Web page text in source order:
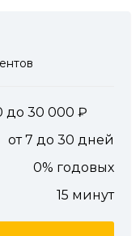
до 30 000
от 7 до 30 дней
0% годовых
15 минут